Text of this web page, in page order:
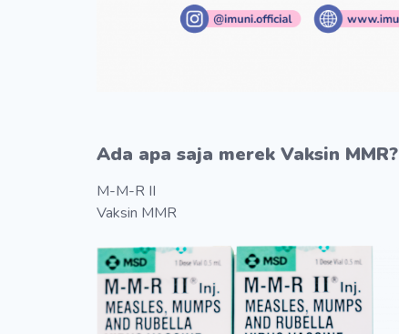
Ada apa saja merek Vaksin MMR?
M-M-R II
Vaksin MMR